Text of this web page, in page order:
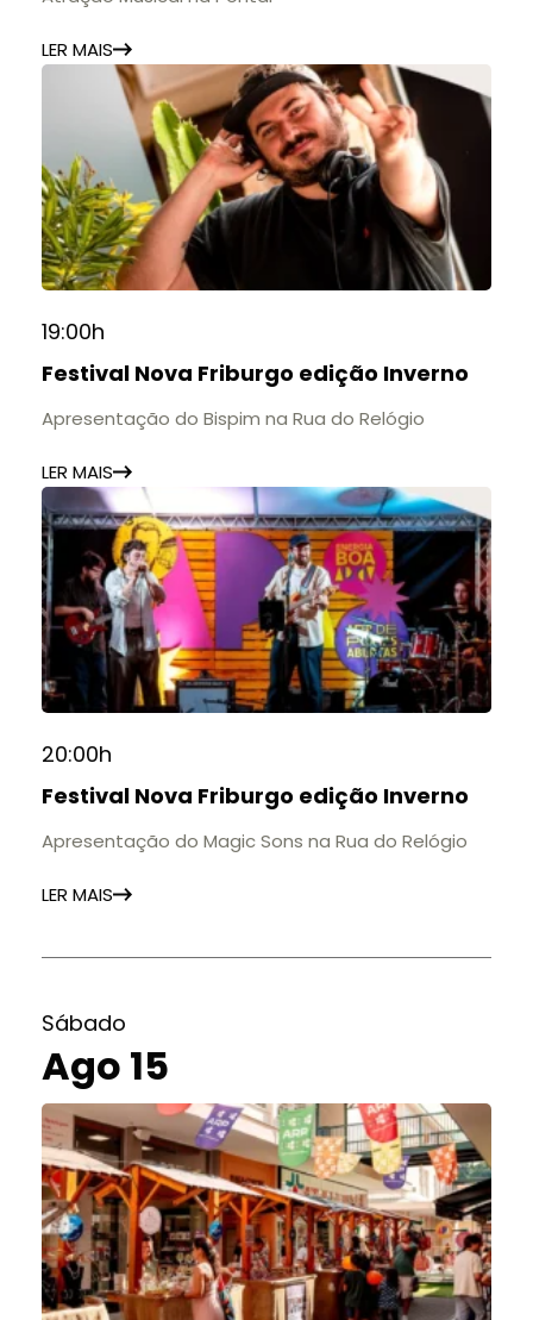
LER MAIS
19:00h
Festival Nova Friburgo edição Inverno
Apresentação do Bispim na Rua do Relógio
LER MAIS
20:00h
Festival Nova Friburgo edição Inverno
Apresentação do Magic Sons na Rua do Relógio
LER MAIS
Sábado
Ago 15